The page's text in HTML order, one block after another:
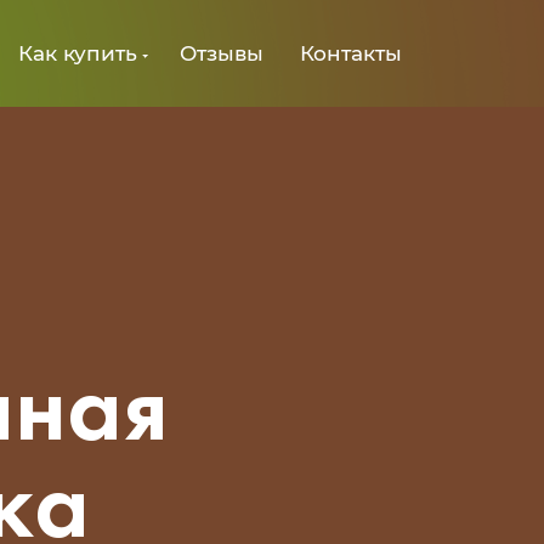
Как купить Отзывы Контакты